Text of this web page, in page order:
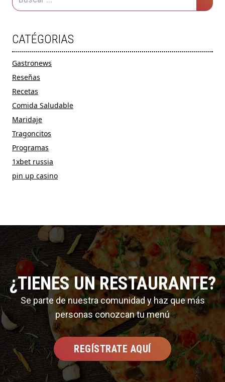
CATÉGORIAS
Gastronews
Reseñas
Recetas
Comida Saludable
Maridaje
Tragoncitos
Programas
1xbet russia
pin up casino
¿TIENES UN RESTAURANTE?
Se parte de nuestra comunidad y haz que más
personas conozcan tu menú
REGÍSTRATE AQUÍ